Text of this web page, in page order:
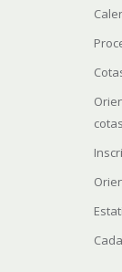
cotas